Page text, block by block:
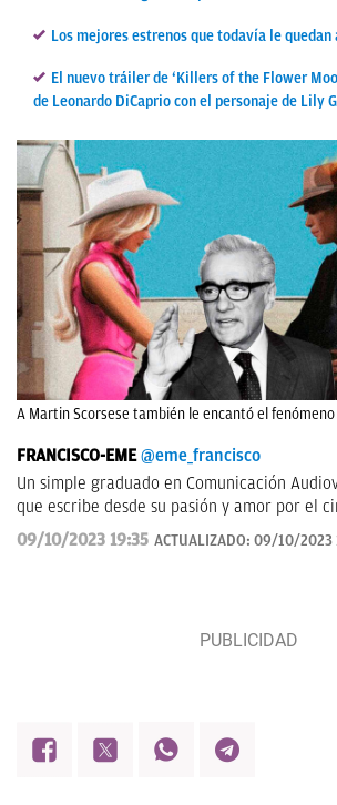
Los mejores estrenos que todavía le quedan
El nuevo tráiler de ‘Killers of the Flower
de Leonardo DiCaprio con el personaje de Lily
A Martin Scorsese también le encantó el
FRANCISCO-EME @eme_francisco
Un simple graduado en Comunicación
que escribe desde su pasión y amor por el
09/10/2023 19:35 ACTUALIZADO: 09/10/2023